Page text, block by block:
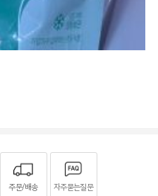
주문/배송 자주묻는질문